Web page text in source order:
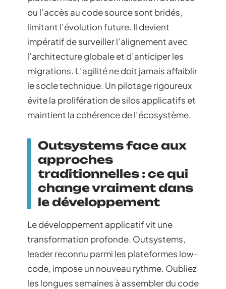
ou l’accès au code source sont bridés,
limitant l’évolution future. Il devient
impératif de surveiller l’alignement avec
l’architecture globale et d’anticiper les
migrations. L’agilité ne doit jamais affaiblir
le socle technique. Un pilotage rigoureux
évite la prolifération de silos applicatifs et
maintient la cohérence de l’écosystème.
Outsystems face aux
approches
traditionnelles : ce qui
change vraiment dans
le développement
Le développement applicatif vit une
transformation profonde. Outsystems,
leader reconnu parmi les plateformes low-
code, impose un nouveau rythme. Oubliez
les longues semaines à assembler du code